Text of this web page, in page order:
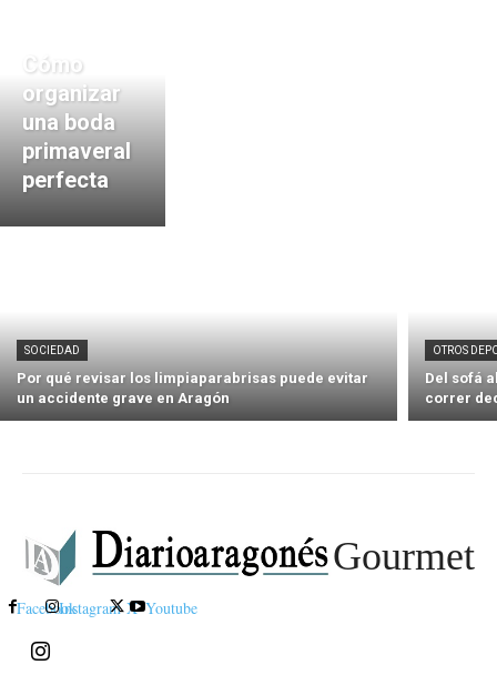
Cómo
organizar
una boda
primaveral
perfecta
SOCIEDAD
Por qué revisar los limpiaparabrisas puede evitar
un accidente grave en Aragón
OTROS
Del sofá
correr
Gourmet
FacebookInstagram X Youtube